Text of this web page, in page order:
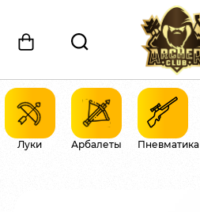
Луки Арбалеты Пневматика